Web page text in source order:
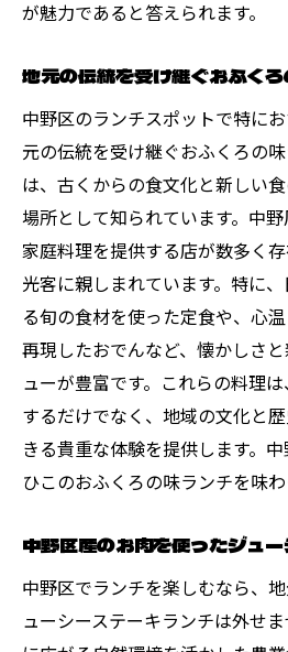
カロリー控えめで美味
チ
グルテンフリーの安心
プロテインたっぷりの
中野区のランチスポット地
う
地元の農産物直売所で
旬の食材を使った期間
地元の醸造所で作られ
チ
中野区の有名シェフが
地元の焼き物で提供さ
フードトラックで楽し
美容効果も期待できる
チ
腸活にぴったりな発酵
が魅力であると答えられます。
地元の伝統を受け継ぐおふく
中野区のランチスポットで特に
元の伝統を受け継ぐおふくろの
は、古くからの食文化と新しい
場所として知られています。中
家庭料理を提供する店が数多く
光客に親しまれています。特に
る旬の食材を使った定食や、心
再現したおでんなど、懐かしさ
ューが豊富です。これらの料理
するだけでなく、地域の文化と
きる貴重な体験を提供します。
ひこのおふくろの味ランチを味わ
中野区産のお肉を使ったジュ
中野区でランチを楽しむなら、
ューシーステーキランチは外せ